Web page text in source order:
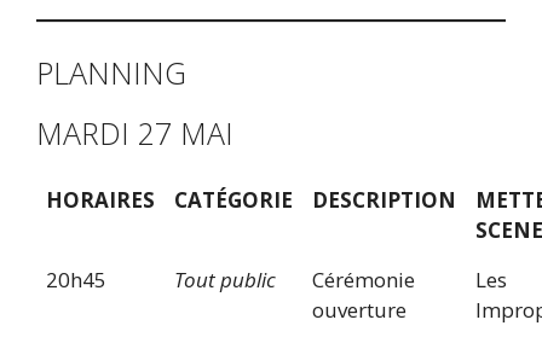
PLANNING
MARDI 27 MAI
HORAIRES CATÉGORIE DESCRIPTION
SCENE
20h45
Tout public
Cérémonie
ouverture
Les